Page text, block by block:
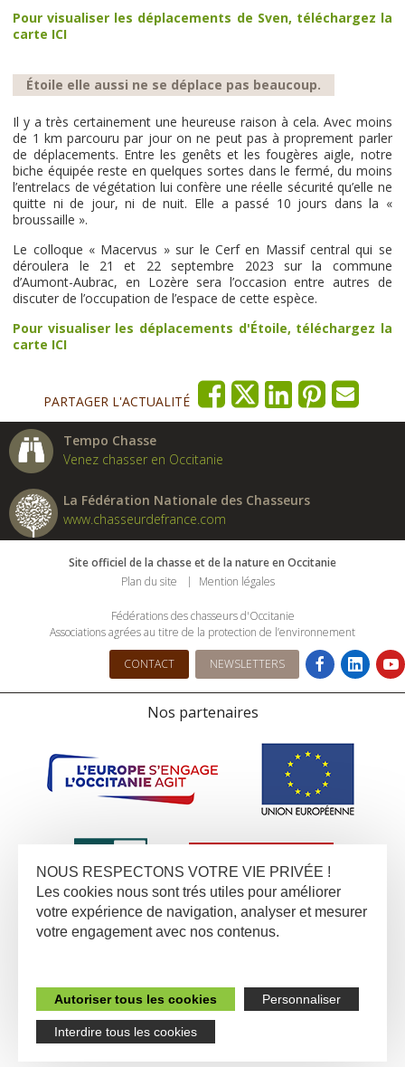
Pour visualiser les déplacements de Sven, téléchargez la
carte ICI
Étoile elle aussi ne se déplace pas beaucoup.
Il y a très certainement une heureuse raison à cela. Avec moins
de 1 km parcouru par jour on ne peut pas à proprement parler
de déplacements. Entre les genêts et les fougères aigle, notre
biche équipée reste en quelques sortes dans le fermé, du moins
l’entrelacs de végétation lui confère une réelle sécurité qu’elle ne
quitte ni de jour, ni de nuit. Elle a passé 10 jours dans la «
broussaille ».
Le colloque « Macervus » sur le Cerf en Massif central qui se
déroulera le 21 et 22 septembre 2023 sur la commune
d’Aumont-Aubrac, en Lozère sera l’occasion entre autres de
discuter de l’occupation de l’espace de cette espèce.
Pour visualiser les déplacements d'Étoile, téléchargez la
carte ICI
PARTAGER L'ACTUALITÉ
Tempo Chasse
Venez chasser en Occitanie
La Fédération Nationale des Chasseurs
www.chasseurdefrance.com
Site officiel de la chasse et de la nature en Occitanie
Plan du site
Mention légales
Fédérations des chasseurs d'Occitanie
Associations agrées au titre de la protection de l’environnement
CONTACT NEWSLETTERS
Nos partenaires
NOUS RESPECTONS VOTRE VIE PRIVÉE !
Les cookies nous sont trés utiles pour améliorer
votre expérience de navigation, analyser et mesurer
votre engagement avec nos contenus.
Autoriser tous les cookies Personnaliser
Interdire tous les cookies